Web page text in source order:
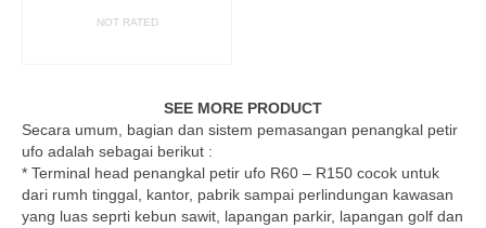
NOT RATED
SEE MORE PRODUCT
Secara umum, bagian dan sistem pemasangan penangkal petir
ufo adalah sebagai berikut :
* Terminal head penangkal petir ufo R60 – R150 cocok untuk
dari rumh tinggal, kantor, pabrik sampai perlindungan kawasan
yang luas seprti kebun sawit, lapangan parkir, lapangan golf dan